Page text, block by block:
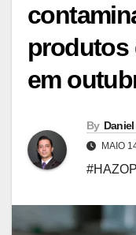
produtos
em
By
MAIO
#HAZOP